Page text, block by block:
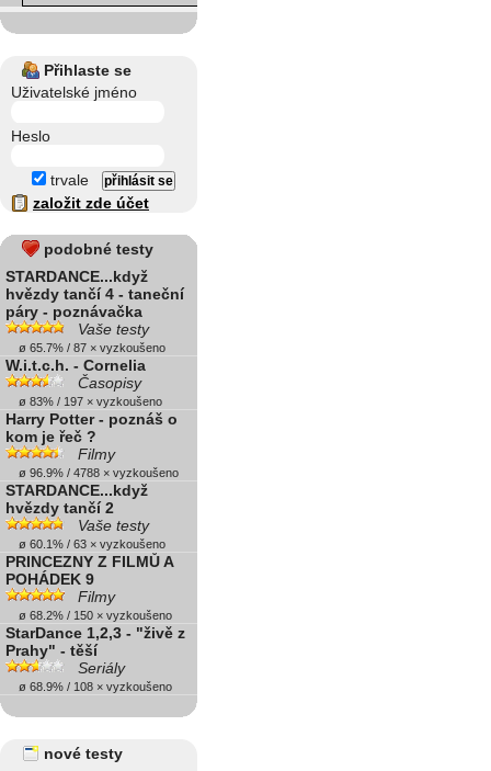
Přihlaste se
Uživatelské jméno
Heslo
trvale
založit zde účet
podobné testy
STARDANCE...když
hvězdy tančí 4 - taneční
páry - poznávačka
Vaše testy
ø 65.7% / 87 × vyzkoušeno
W.i.t.c.h. - Cornelia
Časopisy
ø 83% / 197 × vyzkoušeno
Harry Potter - poznáš o
kom je řeč ?
Filmy
ø 96.9% / 4788 × vyzkoušeno
STARDANCE...když
hvězdy tančí 2
Vaše testy
ø 60.1% / 63 × vyzkoušeno
PRINCEZNY Z FILMŮ A
POHÁDEK 9
Filmy
ø 68.2% / 150 × vyzkoušeno
StarDance 1,2,3 - "živě z
Prahy" - těší
Seriály
ø 68.9% / 108 × vyzkoušeno
nové testy